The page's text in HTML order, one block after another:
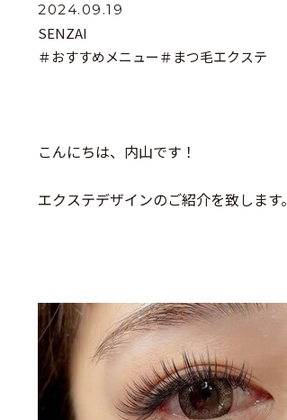
2024.09.19
SENZAI
＃おすすめメニュー＃まつ毛エクステ
こんにちは、内山です！
エクステデザインのご紹介を致します。